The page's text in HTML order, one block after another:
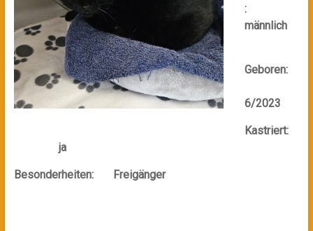
:
männlich
Geboren:
6/2023
Kastriert:
ja
Besonderheiten: Freigänger